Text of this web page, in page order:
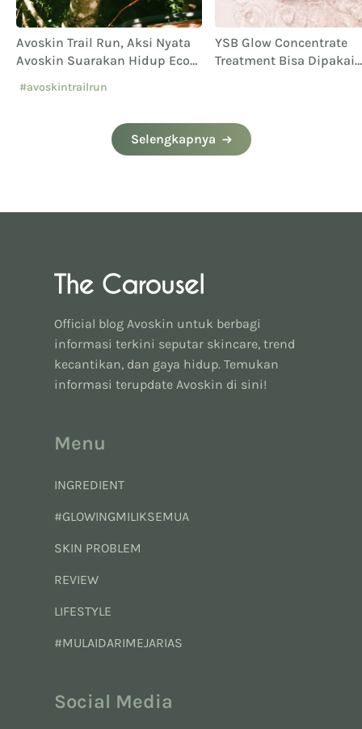
Avoskin Trail Run, Aksi Nyata
Avoskin Suarakan Hidup Eco
#avoskintrailrun
YSB Glow Concentrate
Treatment Bisa Dipakai
Selengkapnya
Official blog Avoskin untuk berbagi
informasi terkini seputar skincare, trend
kecantikan, dan gaya hidup. Temukan
informasi terupdate Avoskin di sini!
Menu
INGREDIENT
#GLOWINGMILIKSEMUA
SKIN PROBLEM
REVIEW
LIFESTYLE
#MULAIDARIMEJARIAS
Social Media